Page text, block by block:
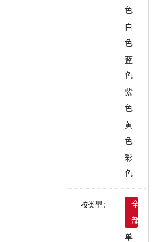
色
白
色
蓝
色
紫
色
黄
色
彩
色
按类型：
全
部
单